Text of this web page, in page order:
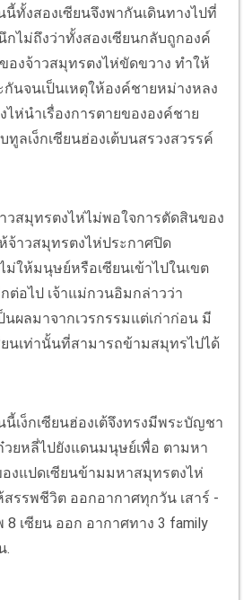
นี้ทั้งสองเซียนจึงพากันเดินทางไปที่
ไม่ถึงว่าทั้งสองเซียนกลับถูกองค์
องจ้าวสมุทรตงไห่ขัดขวาง ทำให้
นจนเป็นเหตุให้องค์ชายหม่างหลง
ไห่นำเรื่องการตายขององค์ชาย
ลเง็กเซียนฮ่องเต้บนสรวงสวรรค์
วสมุทรตงไห่ไม่พอใจการตัดสินของ
ห้จ้าวสมุทรตงไห่ประกาศปิด
ม่ให้มนุษย์หรือเซียนเข้าไปในเขต
ต่อไป เจ้าแม่กวนอิมกล่าวว่า
ผลมาจากเวรกรรมแต่เก่าก่อน มี
ยนเท่านั้นที่สามารถข้ามสมุทรไปได้
นี้เง็กเซียนฮ่องเต้จึงทรงมีพระบัญชา
วยหลี่ไปยังแดนมนุษย์เพื่อ ตามหา
งแปดเซียนข้ามมหาสมุทรตงไห่
สรรพชีวิต ออกอากาศทุกวัน เสาร์ -
เซียน ออก อากาศทาง 3 family
.